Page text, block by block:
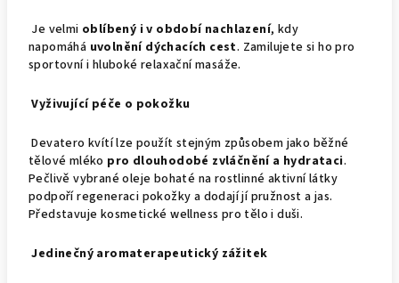
Je velmi oblíbený i v období nachlazení, kdy
napomáhá uvolnění dýchacích cest. Zamilujete si ho pro
sportovní i hluboké relaxační masáže.
Vyživující péče o pokožku
Devatero kvítí lze použít stejným způsobem jako běžné
tělové mléko pro dlouhodobé zvláčnění a hydrataci.
Pečlivě vybrané oleje bohaté na rostlinné aktivní látky
podpoří regeneraci pokožky a dodají jí pružnost a jas.
Představuje kosmetické wellness pro tělo i duši.
Jedinečný aromaterapeutický zážitek